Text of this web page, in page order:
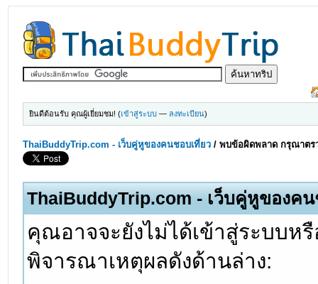
ยินดีต้อนรับ คุณผู้เยี่ยมชม! (เข้าสู่ระบบ — ลงทะเบียน)
ThaiBuddyTrip.com - เว็บคู่หูของคนชอบเที่ยว /พบข้อผิดพลาด กรุณาตร
ThaiBuddyTrip.com - เว็บคู่หูของค
คุณอาจจะยังไม่ได้เข้าสู่ระบบ
พิจารณาเหตุผลดังด้านล่าง: